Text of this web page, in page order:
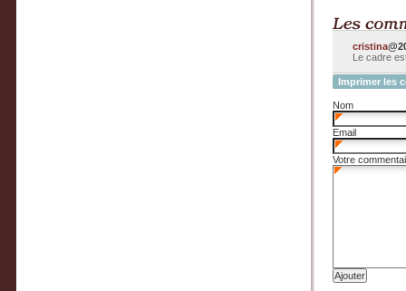
cristina
Le cadre
Imprimer les
Nom
Email
Votre